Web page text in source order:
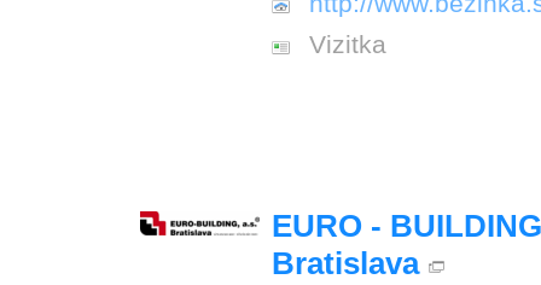
Vizitka
EURO -
Bratislava